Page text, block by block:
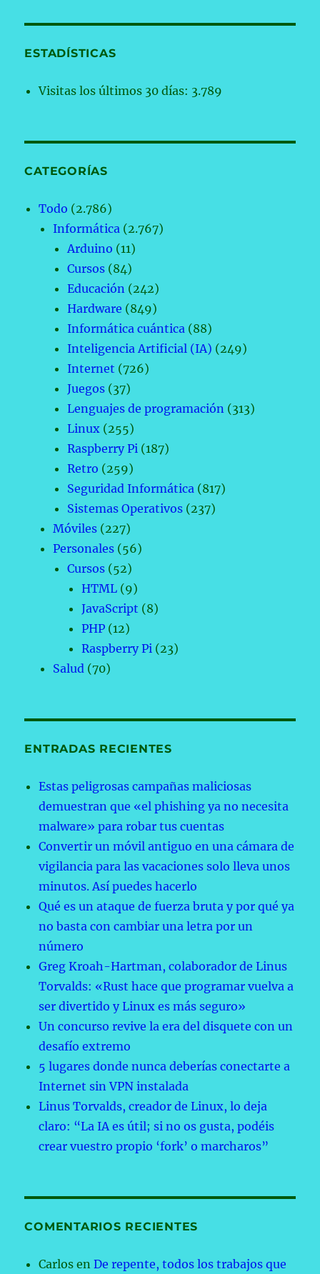
ESTADÍSTICAS
Visitas los últimos 30 días: 3.789
CATEGORÍAS
Todo (2.786)
Informática (2.767)
Arduino (11)
Cursos (84)
Educación (242)
Hardware (849)
Informática cuántica (88)
Inteligencia Artificial (IA) (249)
Internet (726)
Juegos (37)
Lenguajes de programación (313)
Linux (255)
Raspberry Pi (187)
Retro (259)
Seguridad Informática (817)
Sistemas Operativos (237)
Móviles (227)
Personales (56)
Cursos (52)
HTML (9)
JavaScript (8)
PHP (12)
Raspberry Pi (23)
Salud (70)
ENTRADAS RECIENTES
Estas peligrosas campañas maliciosas
demuestran que «el phishing ya no necesita
malware» para robar tus cuentas
Convertir un móvil antiguo en una cámara de
vigilancia para las vacaciones solo lleva unos
minutos. Así puedes hacerlo
Qué es un ataque de fuerza bruta y por qué ya
no basta con cambiar una letra por un
número
Greg Kroah-Hartman, colaborador de Linus
Torvalds: «Rust hace que programar vuelva a
ser divertido y Linux es más seguro»
Un concurso revive la era del disquete con un
desafío extremo
5 lugares donde nunca deberías conectarte a
Internet sin VPN instalada
Linus Torvalds, creador de Linux, lo deja
claro: “La IA es útil; si no os gusta, podéis
crear vuestro propio ‘fork’ o marcharos”
COMENTARIOS RECIENTES
Carlos enDe repente, todos los trabajos que